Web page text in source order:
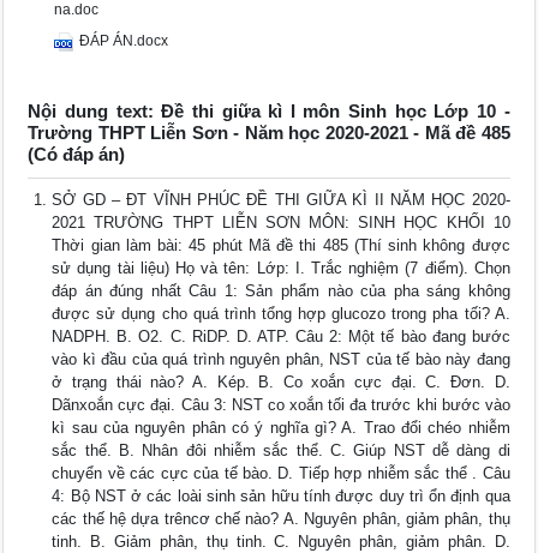
na.doc
ĐÁP ÁN.docx
Nội dung text: Đề thi giữa kì I môn Sinh học Lớp 10 -
Trường THPT Liễn Sơn - Năm học 2020-2021 - Mã đề 485
(Có đáp án)
SỞ GD – ĐT VĨNH PHÚC ĐỀ THI GIỮA KÌ II NĂM HỌC 2020-
2021 TRƯỜNG THPT LIỄN SƠN MÔN: SINH HỌC KHỐI 10
Thời gian làm bài: 45 phút Mã đề thi 485 (Thí sinh không được
sử dụng tài liệu) Họ và tên: Lớp: I. Trắc nghiệm (7 điểm). Chọn
đáp án đúng nhất Câu 1: Sản phẩm nào của pha sáng không
được sử dụng cho quá trình tổng hợp glucozo trong pha tối? A.
NADPH. B. O2. C. RiDP. D. ATP. Câu 2: Một tế bào đang bước
vào kì đầu của quá trình nguyên phân, NST của tế bào này đang
ở trạng thái nào? A. Kép. B. Co xoắn cực đại. C. Đơn. D.
Dãnxoắn cực đại. Câu 3: NST co xoắn tối đa trước khi bước vào
kì sau của nguyên phân có ý nghĩa gì? A. Trao đổi chéo nhiễm
sắc thể. B. Nhân đôi nhiễm sắc thể. C. Giúp NST dễ dàng di
chuyển về các cực của tế bào. D. Tiếp hợp nhiễm sắc thể . Câu
4: Bộ NST ở các loài sinh sản hữu tính được duy trì ổn định qua
các thế hệ dựa trêncơ chế nào? A. Nguyên phân, giảm phân, thụ
tinh. B. Giảm phân, thụ tinh. C. Nguyên phân, giảm phân. D.